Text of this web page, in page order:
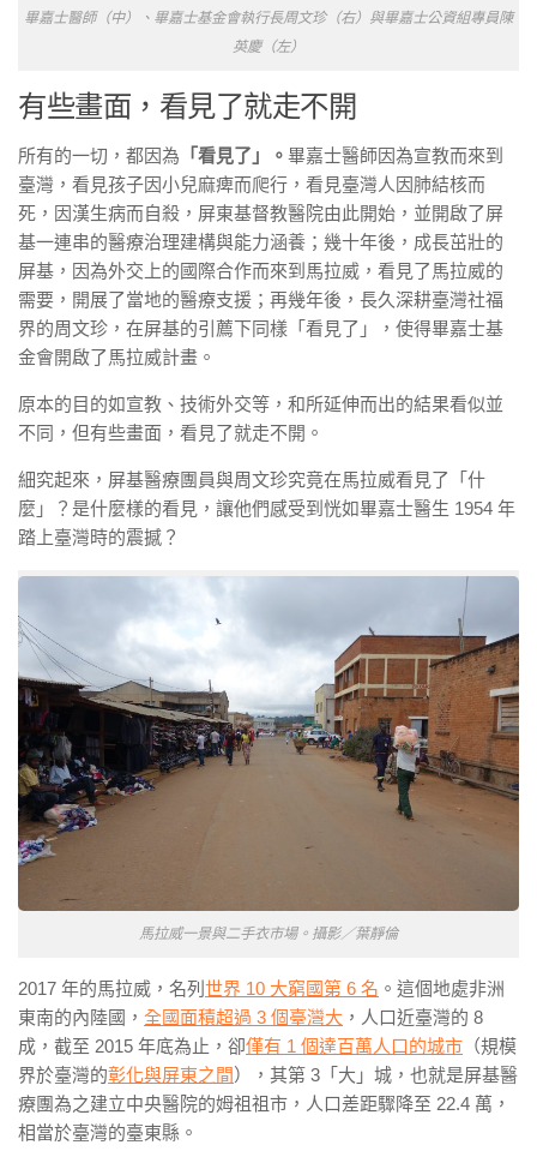
畢嘉士醫師（中）、畢嘉士基金會執行長周文珍（右）與畢嘉士公資組專員陳
英慶（左）
有些畫面，看見了就走不開
所有的一切，都因為 「看見了」。 畢嘉士醫師因為宣教而來到
臺灣，看見孩子因小兒麻痺而爬行，看見臺灣人因肺結核而
死，因漢生病而自殺，屏東基督教醫院由此開始，並開啟了屏
基一連串的醫療治理建構與能力涵養；幾十年後，成長茁壯的
屏基，因為外交上的國際合作而來到馬拉威，看見了馬拉威的
需要，開展了當地的醫療支援；再幾年後，長久深耕臺灣社福
界的周文珍，在屏基的引薦下同樣「看見了」，使得畢嘉士基
金會開啟了馬拉威計畫。
原本的目的如宣教、技術外交等，和所延伸而出的結果看似並
不同，但有些畫面，看見了就走不開。
細究起來，屏基醫療團員與周文珍究竟在馬拉威看見了「什
麼」？是什麼樣的看見，讓他們感受到恍如畢嘉士醫生 1954 年
踏上臺灣時的震撼？
馬拉威一景與二手衣市場。攝影／葉靜倫
2017 年的馬拉威，名列 世界 10 大窮國第 6 名 。這個地處非洲
東南的內陸國， 全國面積超過 3 個臺灣大 ，人口近臺灣的 8
成，截至 2015 年底為止，卻僅有 1 個達百萬人口的城市 （規模
界於臺灣的彰化與屏東之間），其第 3「 大」城，也就是屏基醫
療團為之建立中央醫院的姆祖祖市，人口差距驟降至 22.4 萬，
相當於臺灣的臺東縣。